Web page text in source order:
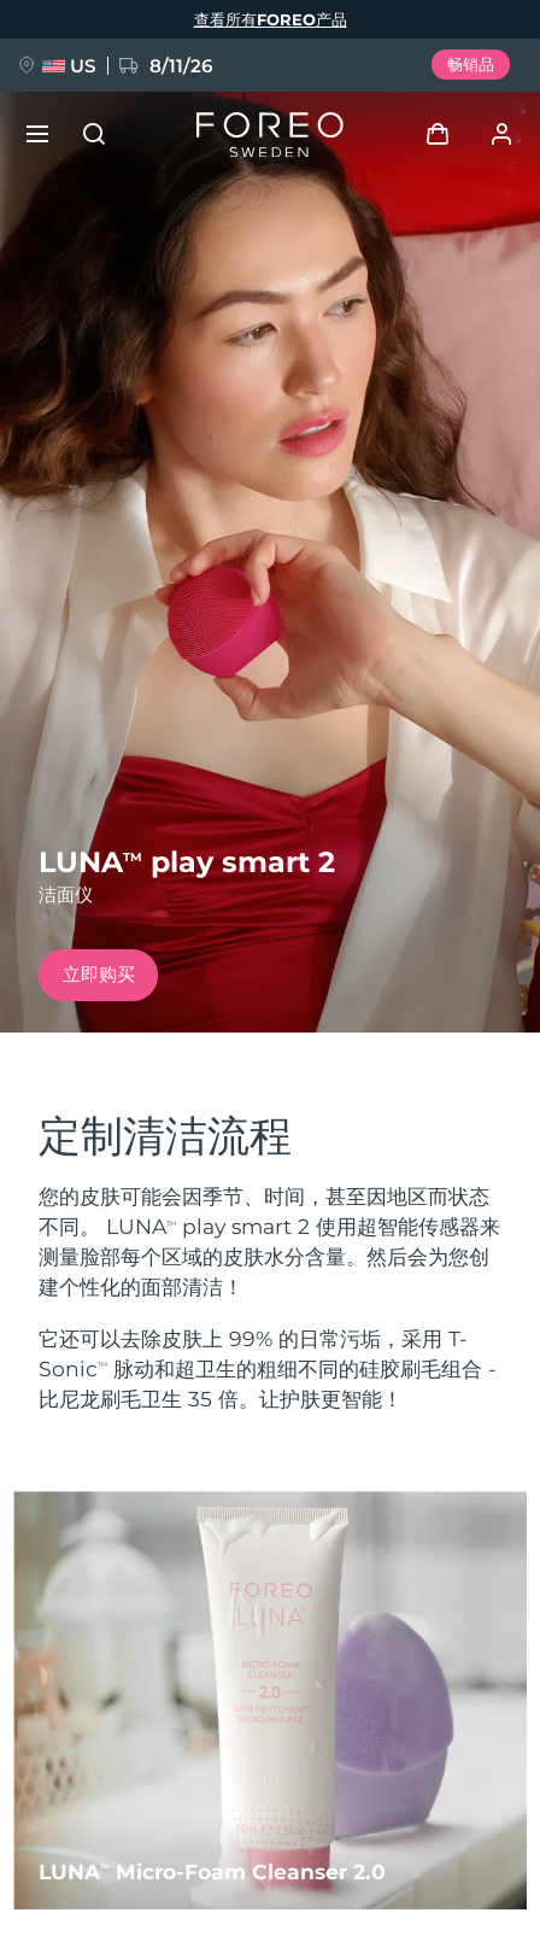
LUNATM play smart 2
洁面仪
立即购买
定制清洁流程
您的皮肤可能会因季节、时间，甚至因地区而状态
不同。 LUNATM
play smart 2 使用超智能传感器来
测量脸部每个区域的皮肤水分含量。然后会为您创
建个性化的面部清洁！
它还可以去除皮肤上 99% 的日常污垢，采用 T-
SonicTM
脉动和超卫生的粗细不同的硅胶刷毛组合 -
比尼龙刷毛卫生 35 倍。让护肤更智能！
LUNATM Micro-Foam Cleanser 2.0
查看所有FOREO产品
US 8/11/26 畅销品
登录
我的设备
我的订单
我的地址
我的订阅
FAQ™ Pure Beauty-Tech Elixir
BREAKING NEWS
issa™ Teeth Whitening Set
FAQ™ Dual LED Panel
热门产品
特别优惠 畅销产品
红光疗法
面部清洁
LUNA™ 4 套装
Anti-aging massage
LUNA™ 4 Plus
LUNA™ 4 Men
For men, anti-aging massage
LUNA™ 4 mini
For young skin, T-zone
LUNA™ 4 go
LUNA™ 护肤
Premium cleansers & balm
紧致提拉
BEAR™ 2 套装
Microcurrent toning
BEAR™ 2 go
BEAR™ 2 eyes & lips
Microcurrent line smoothing device
面部提拉护理
Premium anti-aging skincare
BEAR™ 设备
补水保湿
UFO™ 3 套装
UFO™ 3 LED
Near-infrared and red light therapy
UFO™ 3 mini
Red light therapy device for young skin
Portable red light therapy
面膜
口腔护理
issa™ 4
issa™ 4 plus
Smart hybrid silicone sonic toothbrush
issa™ 4 smile
Hybrid silicone sonic toothbrush
For ages 0-3
issa™ Teeth Whitening Set
抗老
FAQ™ 101
Clinical anti-aging
FAQ™ 102
FAQ™ 103
Luxurious clinical anti-aging set
LED治疗
NEW
FAQ™ 201
FAQ™ 202
FAQ™ 211
Anti-aging neck & décolleté LED mask
生发
LED hair strengthening scalp massager
FAQ™ Scalp Serum
肌肤年轻化
Full-Spectrum Red Light Therapy
FAQ™ 502
保健品
NEW
语言
English Deutsch
Español
Français
Português
Polski
Svenska
Русский
Türkçe
简体中文 繁體中文
发货国家
美国 预计送达日期 8/11/26
英国 预计送达日期 8/10/26
西班牙 预计送达日期 8/10/26
澳大利亚 预计送达日期 8/13/26
预计送达日期
德国 预计送达日期
加拿大
奥地利
比利时 预计送达日期8/10/26
百慕大
波斯尼亚和黑塞哥维那 预计送达日期 8/13/26
文莱 预计送达日期
加拿大 预计送达日期
智利
中国 预计送达日期
哥伦比亚 8/14/26
克罗地亚 8/10/26
塞浦路斯 预计送达日期
捷克 8/10/26
丹麦 预计送达日期8/10/26